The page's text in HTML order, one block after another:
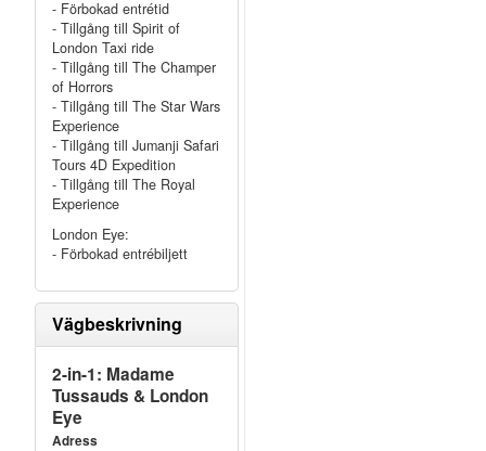
- Förbokad entrétid
- Tillgång till Spirit of
London Taxi ride
- Tillgång till The Champer
of Horrors
- Tillgång till The Star Wars
Experience
- Tillgång till Jumanji Safari
Tours 4D Expedition
- Tillgång till The Royal
Experience
London Eye:
- Förbokad entrébiljett
Vägbeskrivning
2-in-1: Madame
Tussauds & London
Eye
Adress